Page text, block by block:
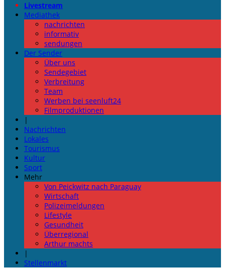
Livestream
Mediathek
nachrichten
informativ
sendungen
Der Sender
Über uns
Sendegebiet
Verbreitung
Team
Werben bei seenluft24
Filmproduktionen
|
Nachrichten
Lokales
Tourismus
Kultur
Sport
Mehr
Von Peickwitz nach Paraguay
Wirtschaft
Polizeimeldungen
Lifestyle
Gesundheit
Überregional
Arthur machts
|
Stellenmarkt